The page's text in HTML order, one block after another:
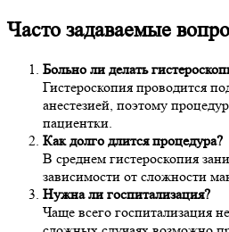
Часто задаваемые
Больно ли делать
Гистероскопия проводится
анестезией, поэтому
пациентки.
Как долго длится процедура?
В среднем гистероскопия
зависимости от сложности
Нужна ли госпитализация?
Чаще всего госпитализация